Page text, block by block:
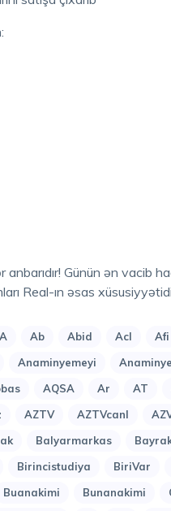
Real-ın əsas
Ab Abid Acl Afi
Anaminyemeyi
AQSA Ar AT
AZTV AZTVcanl
Balyarmarkas
Birincistudiya BiriVar
Buanakimi Bunanakimi